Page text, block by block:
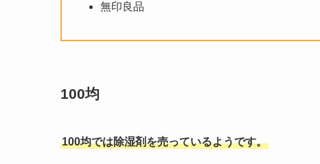
無印良品
100均
100均では除湿剤を売っているようです。